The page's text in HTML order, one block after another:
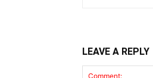
LEAVE A REPLY